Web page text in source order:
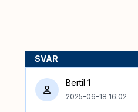
SVAR
Bertil 1
2025-06-18 16:02